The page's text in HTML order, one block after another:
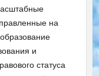
на
и
статуса